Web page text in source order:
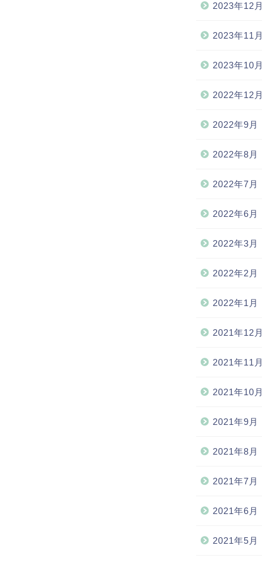
2023年12月
2023年11月
2023年10月
2022年12月
2022年9月
2022年8月
2022年7月
2022年6月
2022年3月
2022年2月
2022年1月
2021年12月
2021年11月
2021年10月
2021年9月
2021年8月
2021年7月
2021年6月
2021年5月